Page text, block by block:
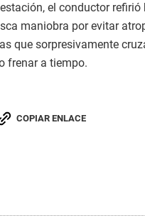
el conductor refirió
maniobra por evitar
que sorpresivamente
frenar a tiempo.
COPIAR ENLACE